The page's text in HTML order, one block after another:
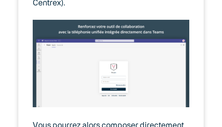
Centrex).
Vous pourrez alors composer directement